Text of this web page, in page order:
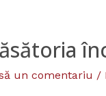
un comentariu /